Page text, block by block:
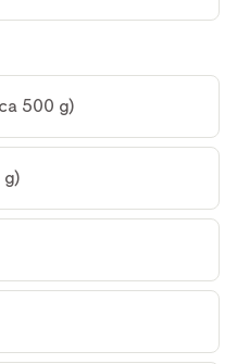
500 g)
g)